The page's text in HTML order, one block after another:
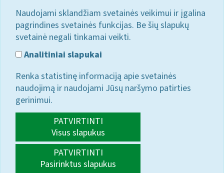
Naudojami sklandžiam svetainės veikimui ir įgalina
pagrindines svetainės funkcijas. Be šių slapukų
svetainė negali tinkamai veikti.
Analitiniai slapukai
Renka statistinę informaciją apie svetainės
naudojimą ir naudojami Jūsų naršymo patirties
gerinimui.
PATVIRTINTI
Visus slapukus
PATVIRTINTI
Pasirinktus slapukus